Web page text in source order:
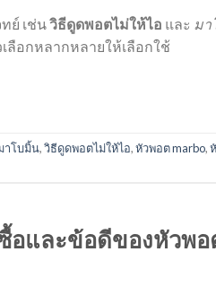
ย์ เช่นวิธีดูดพอตไม่ให้ไอ และ มา
ลือกหลากหลายให้เลือกใช้
าโบมิ้น,วิธีดูดพอตไม่ให้ไอ,หัวพอต marbo,
อและข้อดีของหัวพอ